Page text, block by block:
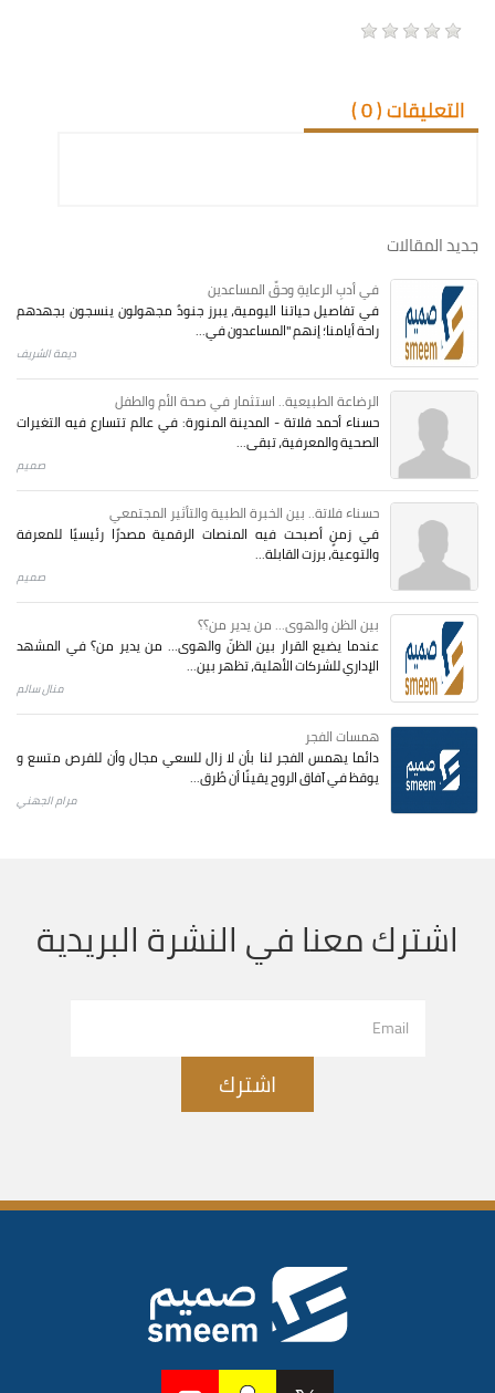
التعليقات (0
)
جديد المقالات
في أدبِ الرعايةِ وحقِّ المساعدين
في تفاصيل حياتنا اليومية، يبرز جنودٌ مجهولون ينسجون بجهدهم
راحة أيامنا؛ إنهم "المساعدون في...
ديمة الشريف
الرضاعة الطبيعية.. استثمار في صحة الأم والطفل
حسناء أحمد فلاتة - المدينة المنورة: في عالم تتسارع فيه التغيرات
الصحية والمعرفية، تبقى...
صميم
حسناء فلاتة.. بين الخبرة الطبية والتأثير المجتمعي
في زمنٍ أصبحت فيه المنصات الرقمية مصدرًا رئيسيًا للمعرفة
والتوعية، برزت القابلة...
صميم
بين الظن والهوى... من يدير من؟؟
عندما يضيع القرار بين الظنّ والهوى… من يدير من؟ في المشهد
الإداري للشركات الأهلية، تظهر بين...
منال سالم
همسات الفجر
دائما يهمس الفجر لنا بأن لا زال للسعي مجال وأن للفرص متسع و
يوقظ في آفاق الروح يقينًا أن طُرق...
مرام الجهني
اشترك معنا في النشرة البريدية
اشترك